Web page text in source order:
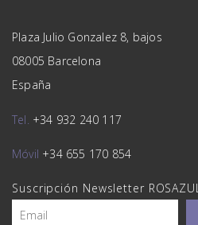
Plaza Julio Gonzalez 8, bajos
08005 Barcelona
España
Tel. +34 932 240 117
Móvil +34 655 170 854
Suscripción Newsletter ROSAZUL